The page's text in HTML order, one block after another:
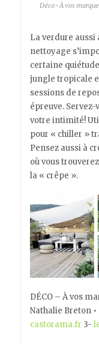
Déco • À vos
La verdure aussi
nettoyage
certaine
jungle tropicale
sessions de
épreuve.
votre intimité!
pour « chiller »
Pensez aussi à
où vous
la « crêpe ».
DÉCO – À vos
Nathalie Breton •
castorama.fr 3-